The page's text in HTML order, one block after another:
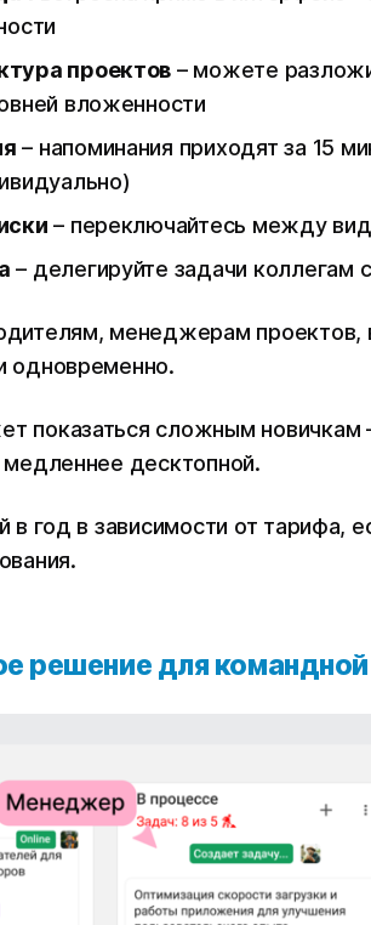
проектов – можете
вложенности
– напоминания приходят за 15
– переключайтесь между
– делегируйте задачи коллегам
менеджерам проектов,
одновременно.
показаться сложным новичкам
десктопной.
в год в зависимости от тарифа,
решение для